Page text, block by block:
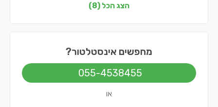
אינסטלטורים בצפון
אינסטלטורים בדרום
אינסטלטורים בירושלים
אינסטלטורים בתל אביב
הצג הכל (8)
מחפשים אינסטלטור?
055-4538455
או